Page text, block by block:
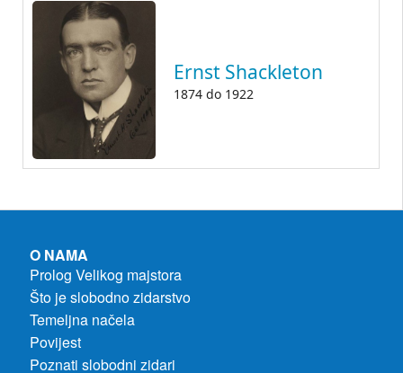
Ernst Shackleton
1874 do 1922
O NAMA
Prolog Velikog majstora
Što je slobodno zidarstvo
Temeljna načela
Povijest
Poznati slobodni zidari